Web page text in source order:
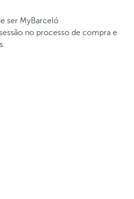
ser MyBarceló
no processo de compra e